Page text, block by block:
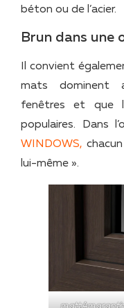
béton ou de l’acier.
Brun dans une
Il convient
mats dominent
fenêtres et que
populaires. Dans
WINDOWS,
lui-même ».